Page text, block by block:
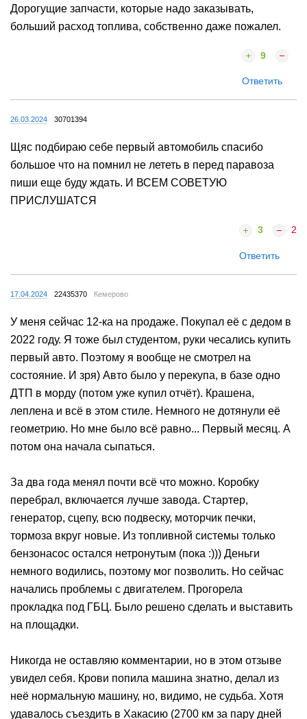
Дорогущие запчасти, которые надо заказывать,
больший расход топлива, собственно даже пожалел.
9
Ответить
26.03.2024 30701394
Щяс подбираю себе первый автомобиль спасибо
большое что на помнил не лететь в перед паравоза
пиши еще буду ждать. И ВСЕМ СОВЕТУЮ
ПРИСЛУШАТСЯ
3 2
Ответить
17.04.2024 22435370 Кемерово
У меня сейчас 12-ка на продаже. Покупал её с дедом в
2022 году. Я тоже был студентом, руки чесались купить
первый авто. Поэтому я вообще не смотрел на
состояние. И зря) Авто было у перекупа, в базе одно
ДТП в морду (потом уже купил отчёт). Крашена,
леплена и всё в этом стиле. Немного не дотянули её
геометрию. Но мне было всё равно... Первый месяц. А
потом она начала сыпаться.
За два года менял почти всё что можно. Коробку
перебрал, включается лучше завода. Стартер,
генератор, сцепу, всю подвеску, моторчик печки,
тормоза вкруг новые. Из топливной системы только
бензонасос остался нетронутым (пока :))) Деньги
немного водились, поэтому мог позволить. Но сейчас
начались проблемы с двигателем. Прогорела
прокладка под ГБЦ. Было решено сделать и выставить
на площадки.
Никогда не оставляю комментарии, но в этом отзыве
увидел себя. Крови попила машина знатно, делал из
неё нормальную машину, но, видимо, не судьба. Хотя
удавалось съездить в Хакасию (2700 км за пару дней